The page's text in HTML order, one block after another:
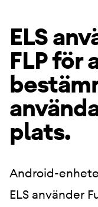
ELS
FLP för
plats.
Android-
ELS använder